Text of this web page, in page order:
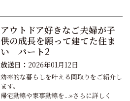
アウトドア好きなご夫婦が子
供の成長を願って建てた住ま
い パート2
放送日： 2026年01月12日
効率的な暮らしを叶える間取りをご紹介し
ます。
帰宅動線や家事動線を...»さらに詳しく